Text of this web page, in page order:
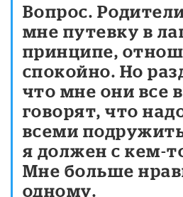
Вопрос.
мне путевку в
принципе,
спокойно. Но
что мне они все
говорят, что
всеми
я должен с кем-
Мне больше
одному.